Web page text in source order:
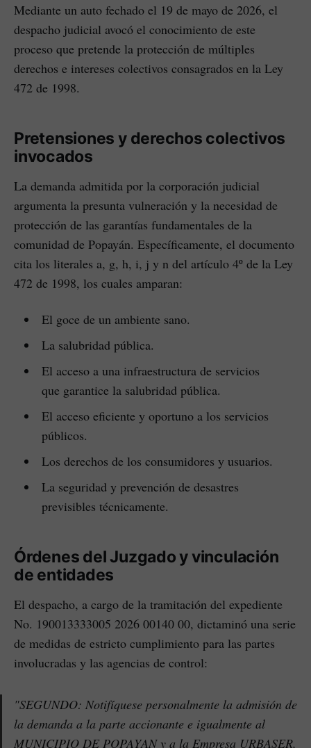
Mediante un auto fechado el 19 de mayo de 2026, el
despacho judicial avocó el conocimiento de este
proceso que pretende la protección de múltiples
derechos e intereses colectivos consagrados en la Ley
472 de 1998.
Pretensiones y derechos colectivos
invocados
La demanda admitida por la corporación judicial
argumenta la presunta vulneración y la necesidad de
protección de las garantías fundamentales de la
comunidad de Popayán. Específicamente, el documento
cita los literales a, g, h, i, j y n del artículo 4º de la Ley
472 de 1998, los cuales amparan:
El goce de un ambiente sano.
La salubridad pública.
El acceso a una infraestructura de servicios
que garantice la salubridad pública.
El acceso eficiente y oportuno a los servicios
públicos.
Los derechos de los consumidores y usuarios.
La seguridad y prevención de desastres
previsibles técnicamente.
Órdenes del Juzgado y vinculación
de entidades
El despacho, a cargo de la tramitación del expediente
No. 190013333005 2026 00140 00, dictaminó una serie
de medidas de estricto cumplimiento para las partes
involucradas y las agencias de control:
"SEGUNDO: Notifíquese personalmente la admisión de
la demanda a la parte accionante e igualmente al
MUNICIPIO DE POPAYAN y a la Empresa URBASER,